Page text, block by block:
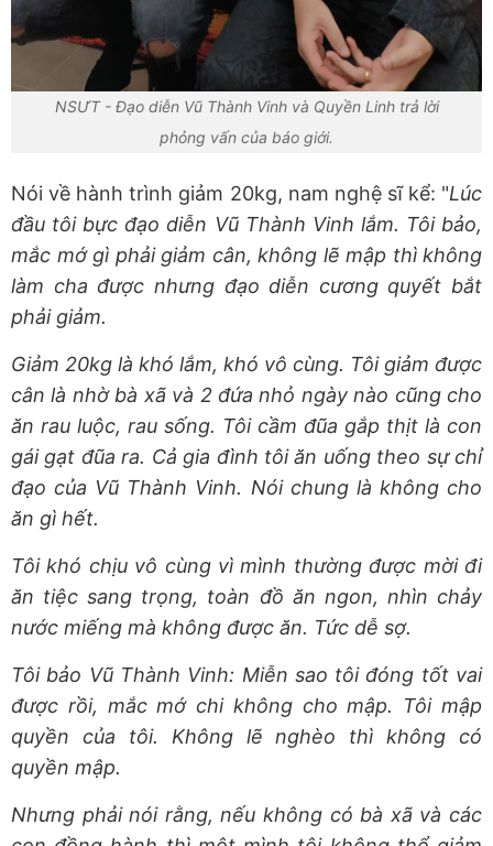
NSƯT - Đạo diễn Vũ Thành Vinh và Quyền Linh trả lời
phỏng vấn của báo giới.
Nói về hành trình giảm 20kg, nam nghệ sĩ kể: "Lúc
đầu tôi bực đạo diễn Vũ Thành Vinh lắm. Tôi bảo,
mắc mớ gì phải giảm cân, không lẽ mập thì không
làm cha được nhưng đạo diễn cương quyết bắt
phải giảm.
Giảm 20kg là khó lắm, khó vô cùng. Tôi giảm được
cân là nhờ bà xã và 2 đứa nhỏ ngày nào cũng cho
ăn rau luộc, rau sống. Tôi cầm đũa gắp thịt là con
gái gạt đũa ra. Cả gia đình tôi ăn uống theo sự chỉ
đạo của Vũ Thành Vinh. Nói chung là không cho
ăn gì hết.
Tôi khó chịu vô cùng vì mình thường được mời đi
ăn tiệc sang trọng, toàn đồ ăn ngon, nhìn chảy
nước miếng mà không được ăn. Tức dễ sợ.
Tôi bảo Vũ Thành Vinh: Miễn sao tôi đóng tốt vai
được rồi, mắc mớ chi không cho mập. Tôi mập
quyền của tôi. Không lẽ nghèo thì không có
quyền mập.
Nhưng phải nói rằng, nếu không có bà xã và các